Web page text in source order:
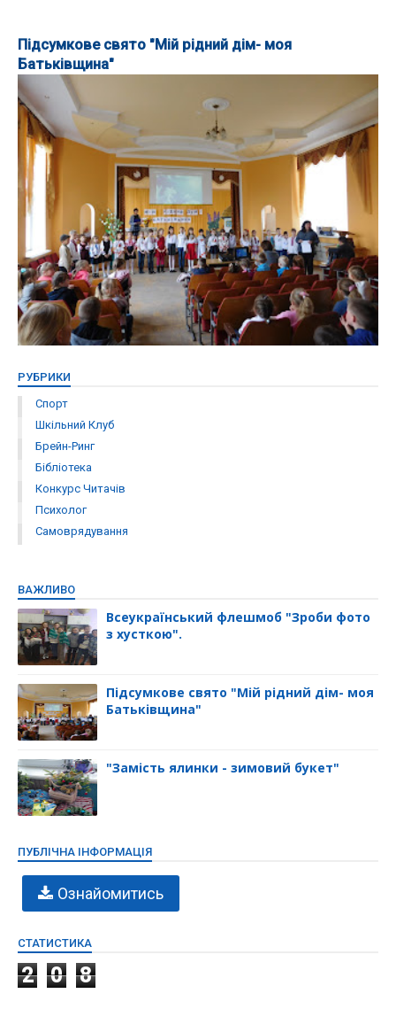
Підсумкове свято "Мій рідний дім- моя
Батьківщина"
РУБРИКИ
Спорт
Шкільний Клуб
Брейн-Ринг
Бібліотека
Конкурс Читачів
Психолог
Самоврядування
ВАЖЛИВО
Всеукраїнський флешмоб "Зроби фото
з хусткою".
Підсумкове свято "Мій рідний дім- моя
Батьківщина"
"Замість ялинки - зимовий букет"
ПУБЛІЧНА ІНФОРМАЦІЯ
Ознайомитись
СТАТИСТИКА
2 0 8